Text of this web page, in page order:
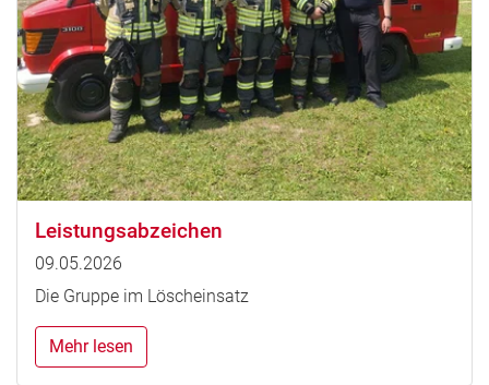
Leistungsabzeichen
09.05.2026
Die Gruppe im Löscheinsatz
Mehr lesen